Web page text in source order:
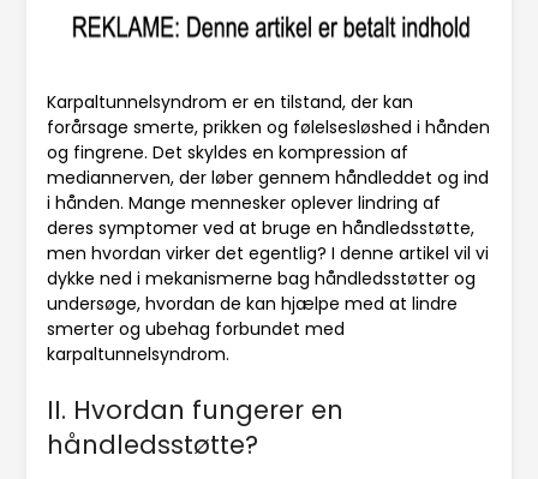
Karpaltunnelsyndrom er en tilstand, der kan
forårsage smerte, prikken og følelsesløshed i hånden
og fingrene. Det skyldes en kompression af
mediannerven, der løber gennem håndleddet og ind
i hånden. Mange mennesker oplever lindring af
deres symptomer ved at bruge en håndledsstøtte,
men hvordan virker det egentlig? I denne artikel vil vi
dykke ned i mekanismerne bag håndledsstøtter og
undersøge, hvordan de kan hjælpe med at lindre
smerter og ubehag forbundet med
karpaltunnelsyndrom.
II. Hvordan fungerer en
håndledsstøtte?